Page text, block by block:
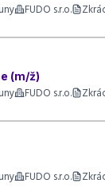
FUDO s.r.o.
(m/ž)
FUDO s.r.o.
FUDO s.r.o.